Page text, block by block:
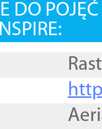
DO